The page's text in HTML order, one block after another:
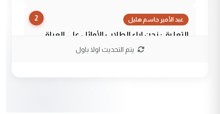
2 عبد الأمير جاسم هليل
التعليق : نحن اباء الطلاب الأوائل على العراق
نتشرف بلقاء السيد احمد الصافي في العتبات
يتم التحديث اولا باول